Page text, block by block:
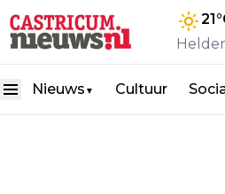
21
Nieuws ▼ Cultuur